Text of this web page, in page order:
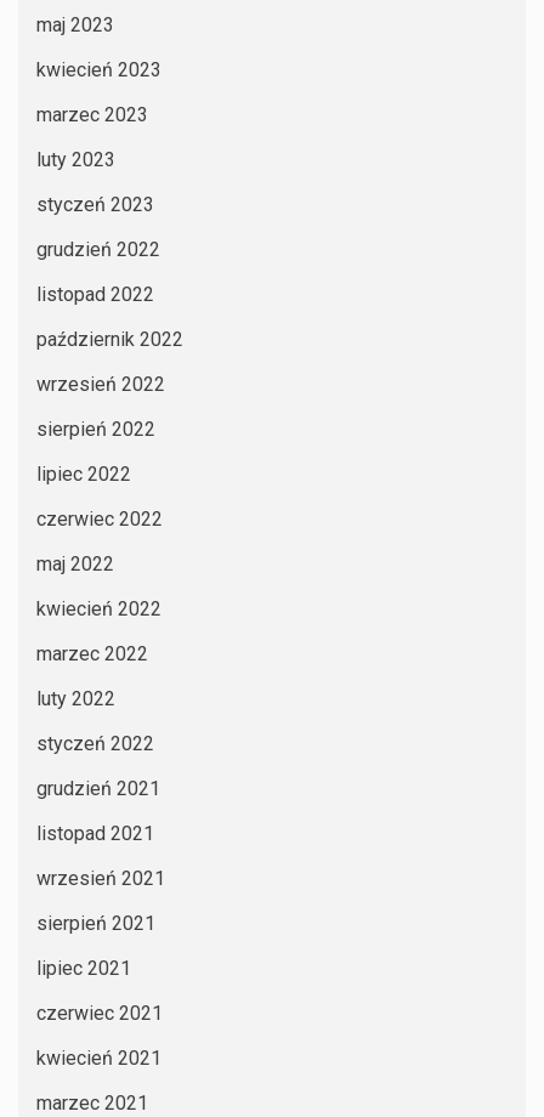
maj 2023
kwiecień 2023
marzec 2023
luty 2023
styczeń 2023
grudzień 2022
listopad 2022
październik 2022
wrzesień 2022
sierpień 2022
lipiec 2022
czerwiec 2022
maj 2022
kwiecień 2022
marzec 2022
luty 2022
styczeń 2022
grudzień 2021
listopad 2021
wrzesień 2021
sierpień 2021
lipiec 2021
czerwiec 2021
kwiecień 2021
marzec 2021